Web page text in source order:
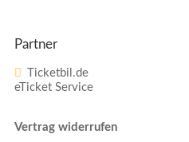
Partner
Ticketbil.de
eTicket Service
Vertrag widerrufen